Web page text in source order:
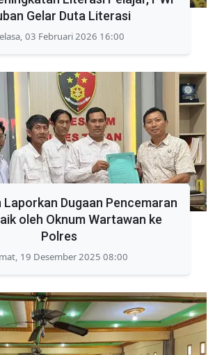
Gelar Duta Literasi
03 Februari 2026 16:00
Laporkan Dugaan Pencemaran
oleh Oknum Wartawan ke
Polres
19 Desember 2025 08:00